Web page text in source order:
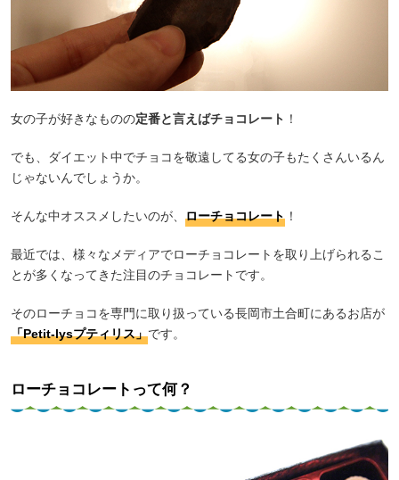
女の子が好きなものの定番と言えばチョコレート ！
でも、ダイエット中でチョコを敬遠してる女の子もたくさんいるん
じゃないんでしょうか。
そんな中オススメしたいのが、 ローチョコレート ！
最近では、様々なメディアでローチョコレートを取り上げられるこ
とが多くなってきた注目のチョコレートです。
そのローチョコを専門に取り扱っている長岡市土合町にあるお店が
「Petit-lysプティリス」です。
ローチョコレートって何？